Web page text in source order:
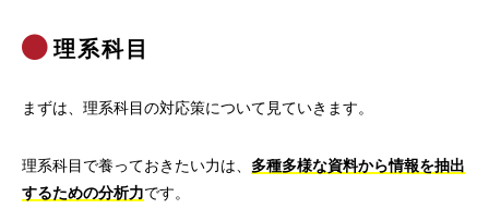
理系科目
まずは、理系科目の対応策について見ていきます。
理系科目で養っておきたい力は、 多種多様な資料から情報を抽出
するための分析力です。